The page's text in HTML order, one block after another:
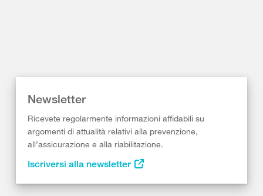
Newsletter
Ricevete regolarmente informazioni affidabili su
argomenti di attualità relativi alla prevenzione,
all’assicurazione e alla riabilitazione.
Iscriversi alla newsletter